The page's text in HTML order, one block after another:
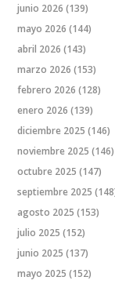
junio 2026 (139)
mayo 2026 (144)
abril 2026 (143)
marzo 2026 (153)
febrero 2026 (128)
enero 2026 (139)
diciembre 2025 (146)
noviembre 2025 (146)
octubre 2025 (147)
septiembre 2025
agosto 2025 (153)
julio 2025 (152)
junio 2025 (137)
mayo 2025 (152)